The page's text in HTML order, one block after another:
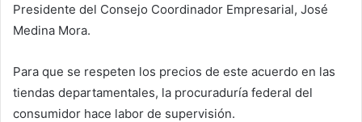
Presidente del Consejo Coordinador Empresarial, José
Medina Mora.
Para que se respeten los precios de este acuerdo en las
tiendas departamentales, la procuraduría federal del
consumidor hace labor de supervisión.